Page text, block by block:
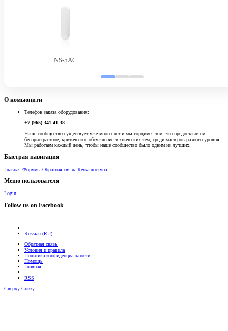
NS-5AC
О комьюнити
Телефон заказа оборудования:
+7 (965) 341-41-38
Наше сообщество существует уже много лет и мы гордимся тем, что предоставляем
беспристрастное, критическое обсуждение технических тем, среди мастеров разного уровня.
Мы работаем каждый день, чтобы наше сообщество было одним из лучших.
Быстрая навигация
Главная Форумы Обратная связь Точка доступа
Меню пользователя
Login
Follow us on Facebook
Russian (RU)
Обратная связь
Условия и правила
Политика конфиденциальности
Помощь
Главная
RSS
Сверху Снизу